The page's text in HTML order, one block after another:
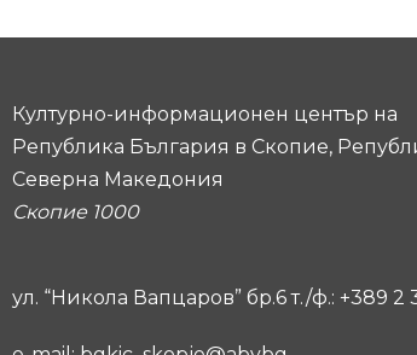
Културно-информационен център на
Република България в Скопие,
Северна Македония
Скопие 1000
ул. “Никола Вапцаров” бр.6 т./ф.: +389 2